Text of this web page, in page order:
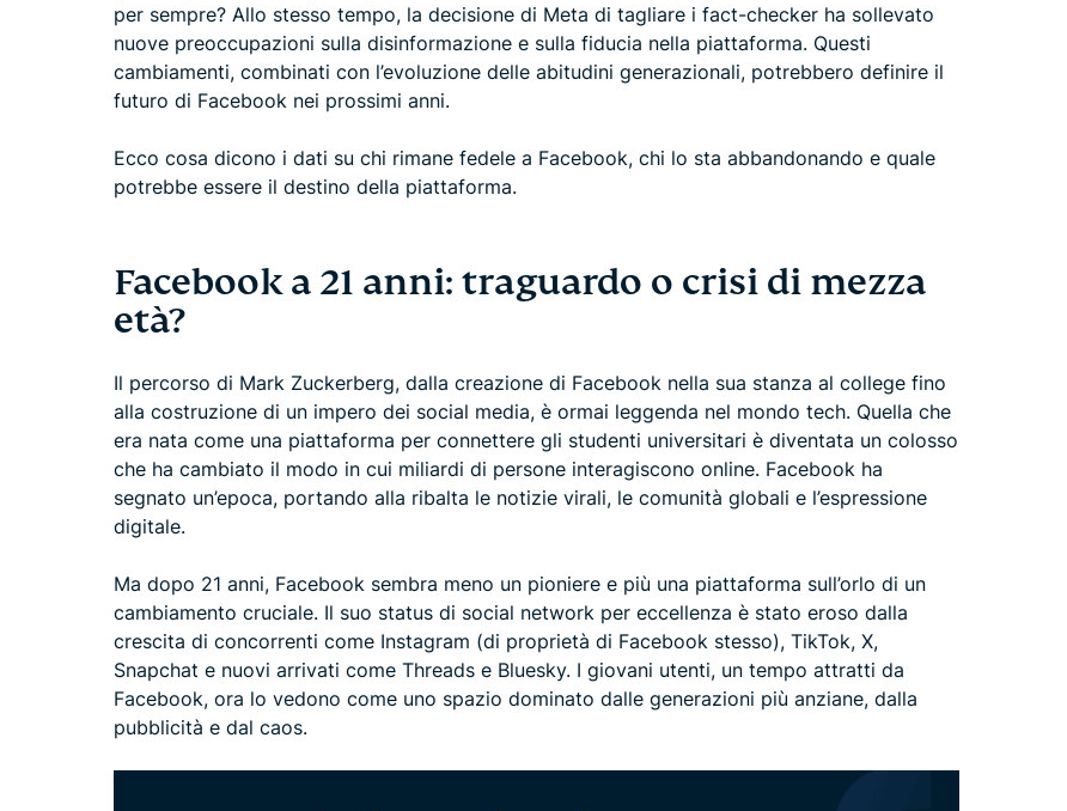
per sempre? Allo stesso tempo, la decisione di Meta di tagliare i fact-checker ha sollevato
nuove preoccupazioni sulla disinformazione e sulla fiducia nella piattaforma. Questi
cambiamenti, combinati con l’evoluzione delle abitudini generazionali, potrebbero definire il
futuro di Facebook nei prossimi anni.
Ecco cosa dicono i dati su chi rimane fedele a Facebook, chi lo sta abbandonando e quale
potrebbe essere il destino della piattaforma.
Facebook a 21 anni: traguardo o crisi di mezza
età?
Il percorso di Mark Zuckerberg, dalla creazione di Facebook nella sua stanza al college fino
alla costruzione di un impero dei social media, è ormai leggenda nel mondo tech. Quella che
era nata come una piattaforma per connettere gli studenti universitari è diventata un colosso
che ha cambiato il modo in cui miliardi di persone interagiscono online. Facebook ha
segnato un’epoca, portando alla ribalta le notizie virali, le comunità globali e l’espressione
digitale.
Ma dopo 21 anni, Facebook sembra meno un pioniere e più una piattaforma sull’orlo di un
cambiamento cruciale. Il suo status di social network per eccellenza è stato eroso dalla
crescita di concorrenti come Instagram (di proprietà di Facebook stesso), TikTok, X,
Snapchat e nuovi arrivati come Threads e Bluesky. I giovani utenti, un tempo attratti da
Facebook, ora lo vedono come uno spazio dominato dalle generazioni più anziane, dalla
pubblicità e dal caos.